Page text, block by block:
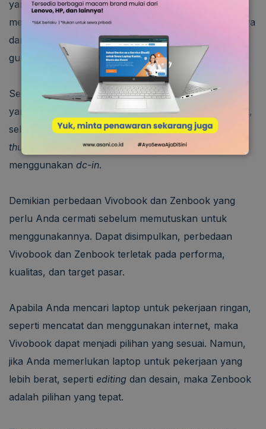
yang super kencang. Portathunderbolt
memungkinkan Anda untuk melakukan pengisian daya
dan transfer data yang lebih cepat serta bisa Anda
gunakan juga sebagaipower bank.
Sementara itu, Vivobook memiliki kesediaan porta
yang terbatas, yakni USB 3.2 atau HDMI. Lebih lanjut,
sebagian seri dari Vivobook tidak memiliki porta
thunderbolt
serta kabel daya yang masih
menggunakan dc-in.
Demikian perbedaan Vivobook dan Zenbook yang
perlu Anda cermati sebelum memutuskan untuk
menggunakannya. Dapat disimpulkan, perbedaan
Vivobook dan Zenbook terletak pada performa,
kualitas, dan target pasar.
Apabila Anda mencari laptop untuk pekerjaan ringan,
seperti mencatat dan menggunakan internet, maka
Vivobook dapat menjadi pilihan yang sesuai. Namun,
jika Anda memerlukan laptop untuk pekerjaan yang
lebih berat, seperti editing dan desain, maka Zenbook
adalah pilihan yang tepat.